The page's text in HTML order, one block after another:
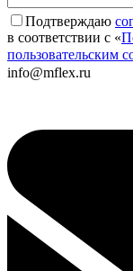
Подтверждаю
в соответствии с «
пользовательским
info@mflex.ru